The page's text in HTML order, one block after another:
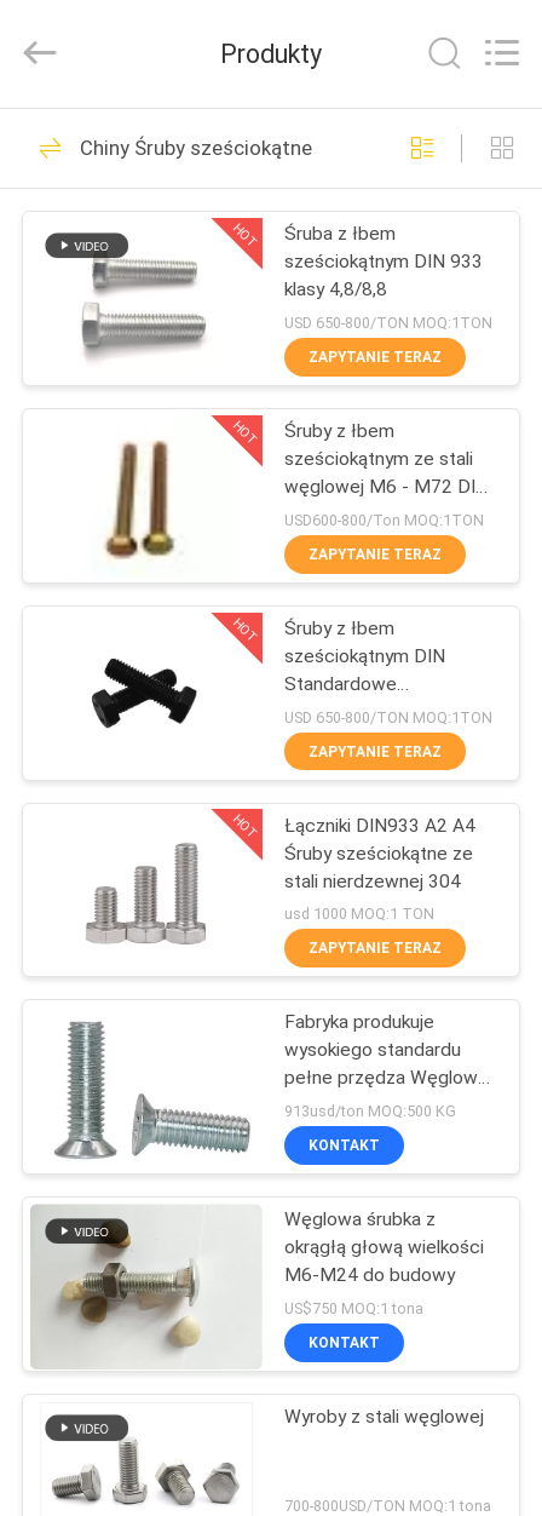
DOM
PRODUKTY
WYCIECZKA
FABRYCE
KONTROLA
JAKOŚCI
SKONTAKTUJ
NAMI
POPROSIĆ
SITEMAP
PRIVACY
POLICY
EXPORT
TRADING
Rights
Metalowe śruby
kotwiące
86
Mocowanie śrub
kotwiących
36
Drop In Anchor
Bolt kotwienia
rozprężnego
Śruby kotwowe
tulejkowe
94
Metalowe podkładki
76
Produkty
Chiny Śruby sześciokątne
HOT
Śruba z łbem
sześciokątnym DIN 933
klasy 4,8/8,8
USD 650-800/TON MOQ:1TON
ZAPYTANIE TERAZ
HOT
Śruby z łbem
sześciokątnym ze stali
węglowej M6 - M72 DIN
931 klasy 8.8
USD600-800/Ton MOQ:1TON
ZAPYTANIE TERAZ
HOT
Śruby z łbem
sześciokątnym DIN
Standardowe
ocynkowane M4 M32
USD 650-800/TON MOQ:1TON
ZAPYTANIE TERAZ
HOT
Łączniki DIN933 A2 A4
Śruby sześciokątne ze
stali nierdzewnej 304
usd 1000 MOQ:1 TON
ZAPYTANIE TERAZ
Fabryka produkuje
wysokiego standardu
pełne przędza Węglowa
Stal Zynkowa Płyty
DIN965
913usd/ton MOQ:500 KG
KONTAKT
Węglowa śrubka z
okrągłą głową wielkości
M6-M24 do budowy
US$750 MOQ:1 tona
KONTAKT
Wyroby z stali węglowej
700-800USD/TON MOQ:1 tona